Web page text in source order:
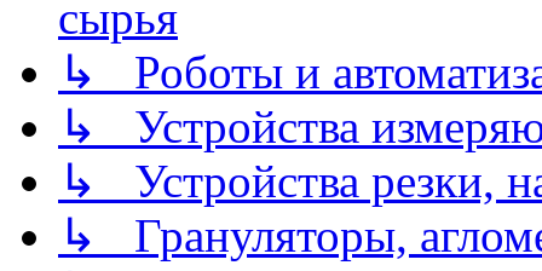
сырья
↳ Роботы и
↳ Устройства
↳ Устройства резки,
↳ Грануляторы,